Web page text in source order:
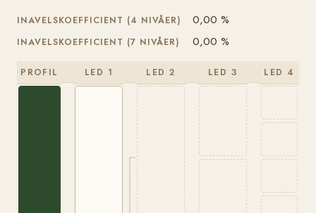
INAVELSKOEFFICIENT (4 NIVÅER) 0,00 %
INAVELSKOEFFICIENT (7 NIVÅER) 0,00 %
PROFIL LED 1 LED 2 LED 3 LED 4